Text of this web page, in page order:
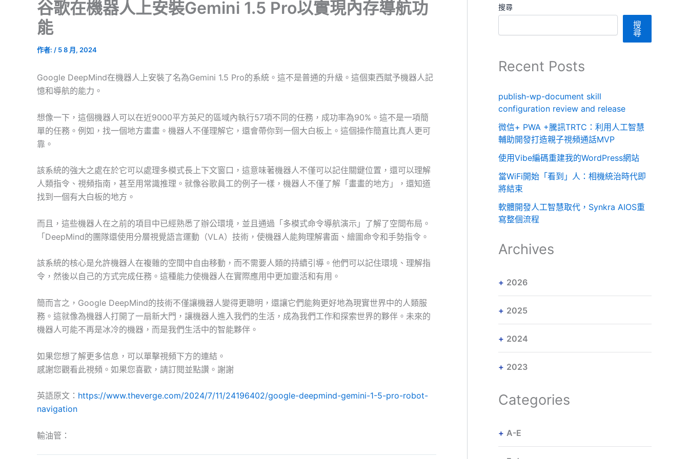
谷歌在機器人上安裝Gemini 1.5 Pro以實現內存導航功
能
作者: / 5 8 月, 2024
Google DeepMind在機器人上安裝了名為Gemini 1.5 Pro的系統。這不是普通的升級。這個東西賦予機器人記
憶和導航的能力。
想像一下，這個機器人可以在近9000平方英尺的區域內執行57項不同的任務，成功率為90%。這不是一項簡
單的任務。例如，找一個地方畫畫。機器人不僅理解它，還會帶你到一個大白板上。這個操作簡直比真人更可
靠。
該系統的強大之處在於它可以處理多模式長上下文窗口，這意味著機器人不僅可以記住關鍵位置，還可以理解
人類指令、視頻指南，甚至用常識推理。就像谷歌員工的例子一樣，機器人不僅了解「畫畫的地方」，還知道
找到一個有大白板的地方。
而且，這些機器人在之前的項目中已經熟悉了辦公環境，並且通過「多模式命令導航演示」了解了空間布局。
「DeepMind的團隊還使用分層視覺語言運動（VLA）技術，使機器人能夠理解書面、繪圖命令和手勢指令。
該系統的核心是允許機器人在複雜的空間中自由移動，而不需要人類的持續引導。他們可以記住環境、理解指
令，然後以自己的方式完成任務。這種能力使機器人在實際應用中更加靈活和有用。
簡而言之，Google DeepMind的技術不僅讓機器人變得更聰明，還讓它們能夠更好地為現實世界中的人類服
務。這就像為機器人打開了一扇新大門，讓機器人進入我們的生活，成為我們工作和探索世界的夥伴。未來的
機器人可能不再是冰冷的機器，而是我們生活中的智能夥伴。
如果您想了解更多信息，可以單擊視頻下方的連結。
感謝您觀看此視頻。如果您喜歡，請訂閱並點讚。謝謝
英語原文： https://www.theverge.com/2024/7/11/24196402/google-deepmind-gemini-1-5-pro-robot-
navigation
輸油管：
搜尋
搜
尋
Recent Posts
publish-wp-document skill
configuration review and release
微信+ PWA +騰訊TRTC：利用人工智慧
輔助開發打造親子視頻通話MVP
使用Vibe編碼重建我的WordPress網站
當WiFi開始「看到」人：相機統治時代即
將結束
軟體開發人工智慧取代，Synkra AIOS重
寫整個流程
Archives
2026
2025
2024
2023
Categories
A-E